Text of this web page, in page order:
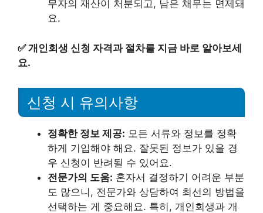
무자의 재산이 처분되고, 남은 채무는 면제돼
요.
✅개인회생 신청 자격과 절차를 지금 바로 알아보세
요.
신청 시 유의사항
정확한 정보 제공: 모든 서류와 정보를 정확
하게 기입해야 해요. 잘못된 정보가 있을 경
우 신청이 반려될 수 있어요.
전문가의 도움: 혼자서 결정하기 어려운 부분
도 많으니, 전문가와 상담하여 최선의 방법을
선택하는 게 중요해요. 특히, 개인회생과 개